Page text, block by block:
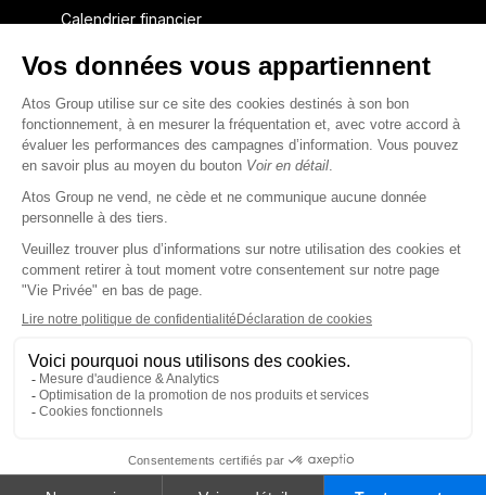
Calendrier financier
CAPITAL & DETTE
Structure financière
Opérations financières
Couverture des analystes
Rapports financiers destinés aux créanciers
linkedinx-twitteryoutube
Nous contacter
© Atos Group 2026 tous droits réservés